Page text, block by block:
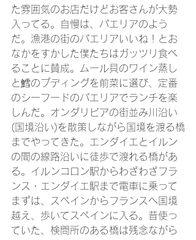
た雰囲気のお店だけどお客さんが大勢
入ってる。自慢は、パエリアのよう
だ。漁港の街のパエリアいいね！とお
なかをすかした僕たちはガッツリ食べ
ることに賛成。ムール貝のワイン蒸し
と鱈のプディングを前菜に選び、定番
のシーフードのパエリアでランチを楽
しんだ。オンダリビアの街並み川沿い
(国境沿い)を散策しながら国境を渡る橋
までやってきた。エンダイエとイルン
の間の線路沿いに徒歩で渡れる橋があ
る。イルンコロン駅からわざわざフラ
ンス・エンダイエ駅まで電車に乗って
まずは、スペインからフランスへ国境
越え、歩いてスペインに入る。昔使っ
ていた、検問所のある橋は残念ながら